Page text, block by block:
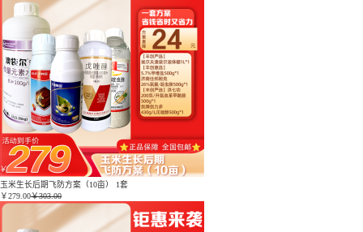
玉米生长后期飞防方案（10亩） 1套
￥279.00￥303.00